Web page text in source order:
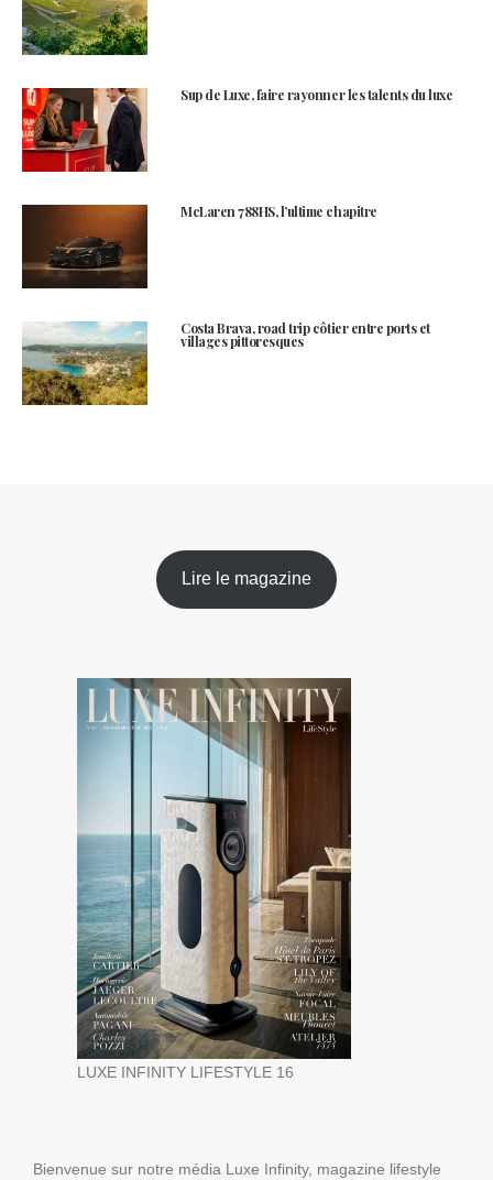
Sup de Luxe, faire rayonner les talents du luxe
McLaren 788HS, l’ultime chapitre
Costa Brava, road trip côtier entre ports et
villages pittoresques
Lire le magazine
LUXE INFINITY LIFESTYLE 16
Bienvenue sur notre média Luxe Infinity, magazine lifestyle